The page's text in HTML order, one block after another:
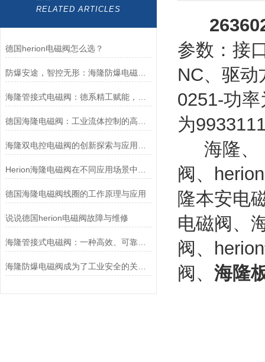
RELATED ARTICLES
德国herion电磁阀怎么选？
防爆安途，智控无形：海隆防爆电磁阀，危险区域的可靠卫士
德国海隆电磁阀线圈的工作原理与应用
说说德国herion电磁阀故障与维修
参数：接
NC、驱
0251-功
为
海隆、
阀、
隆本安电
电磁阀、
阀、
阀、 海隆